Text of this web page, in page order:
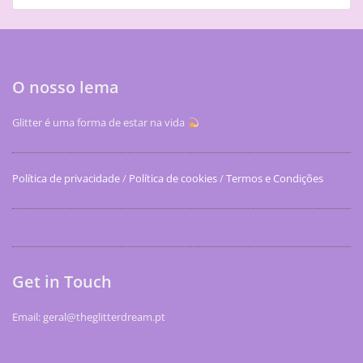
O nosso lema
Glitter é uma forma de estar na vida
Política de privacidade/ Política de cookies/Termos e Condições
Get in Touch
Email: geral@theglitterdream.pt